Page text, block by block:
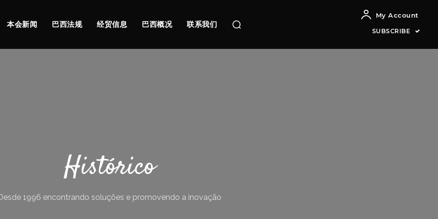
本会新闻 巴西法规 经贸信息 巴西概况 联系我们
My Account
SUBSCRIBE
Histórico
1996 encontrando soluções e promovendo a inovação